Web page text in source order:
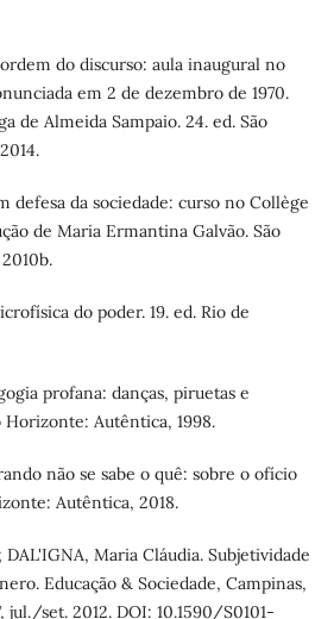
do discurso: aula inaugural no
em 2 de dezembro de 1970.
de Almeida Sampaio. 24. ed. São
defesa da sociedade: curso no Collège
de Maria Ermantina Galvão. São
do poder. 19. ed. Rio de
profana: danças, piruetas e
Horizonte: Autêntica, 1998.
não se sabe o quê: sobre o ofício
Autêntica, 2018.
Maria Cláudia. Subjetividade
Educação & Sociedade, Campinas,
jul./set. 2012. DOI: 10.1590/S0101-